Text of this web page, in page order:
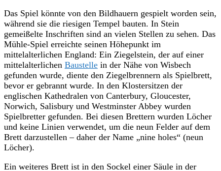
Das Spiel könnte von den Bildhauern gespielt worden sein,
während sie die riesigen Tempel bauten. In Stein
gemeißelte Inschriften sind an vielen Stellen zu sehen. Das
Mühle-Spiel erreichte seinen Höhepunkt im
mittelalterlichen England: Ein Ziegelstein, der auf einer
mittelalterlichen Baustelle in der Nähe von Wisbech
gefunden wurde, diente den Ziegelbrennern als Spielbrett,
bevor er gebrannt wurde. In den Klostersitzen der
englischen Kathedralen von Canterbury, Gloucester,
Norwich, Salisbury und Westminster Abbey wurden
Spielbretter gefunden. Bei diesen Brettern wurden Löcher
und keine Linien verwendet, um die neun Felder auf dem
Brett darzustellen – daher der Name „nine holes“ (neun
Löcher).
Ein weiteres Brett ist in den Sockel einer Säule in der